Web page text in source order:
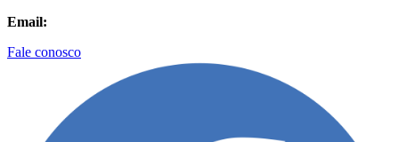
Email:
Fale conosco